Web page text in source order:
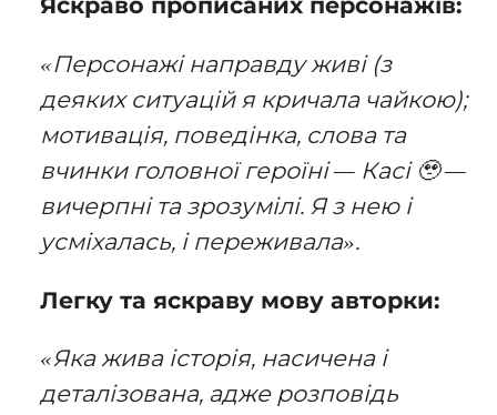
«Персонажі направду живі (з
деяких ситуацій я кричала чайкою);
мотивація, поведінка, слова та
вчинки головної героїні — Касі 🥹 —
вичерпні та зрозумілі. Я з нею і
усміхалась, і переживала».
Легку та яскраву мову авторки:
«Яка жива історія, насичена і
деталізована, адже розповідь